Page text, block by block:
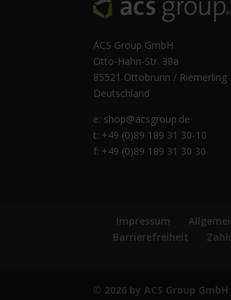
ACS Group GmbH
Otto-Hahn-Str. 38a
85521 Ottobrunn / Riemerling
Deutschland
e: shop@acsgroup.de
t: +49 (0)89 189 31 30-10
f: +49 (0)89 189 31 30 30
Impressum
Barrierefreiheit
© 2026 by ACS Group GmbH